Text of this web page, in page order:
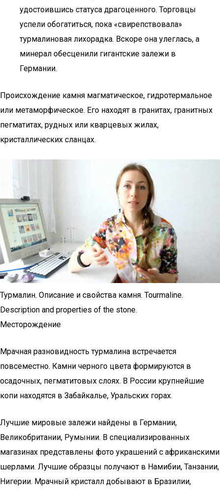
удостоившись статуса драгоценного. Торговцы
успели обогатиться, пока «свирепствовала»
турмалиновая лихорадка. Вскоре она улеглась, а
минерал обесценили гигантские залежи в
Германии.
Происхождение камня магматическое, гидротермальное
или метаморфическое. Его находят в гранитах, гранитных
пегматитах, рудных или кварцевых жилах,
кристаллических сланцах.
Турмалин. Описание и свойства камня. Tourmaline.
Description and properties of the stone.
Месторождение
Мрачная разновидность турмалина встречается
повсеместно. Камни черного цвета формируются в
осадочных, пегматитовых слоях. В России крупнейшие
копи находятся в Забайкалье, Уральских горах.
Лучшие мировые залежи найдены в Германии,
Великобритании, Румынии. В специализированных
магазинах представлены фото украшений с африканскими
шерлами. Лучшие образцы получают в Намибии, Танзании,
Нигерии. Мрачный кристалл добывают в Бразилии,